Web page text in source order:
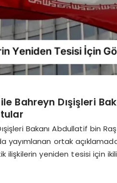
Bahreyn Dışişleri
Bakanı Abdullatif bin
yayımlanan ortak
ilişkilerin yeniden tesisi için